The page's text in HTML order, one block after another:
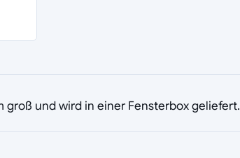
groß und wird in einer Fensterbox geliefert.